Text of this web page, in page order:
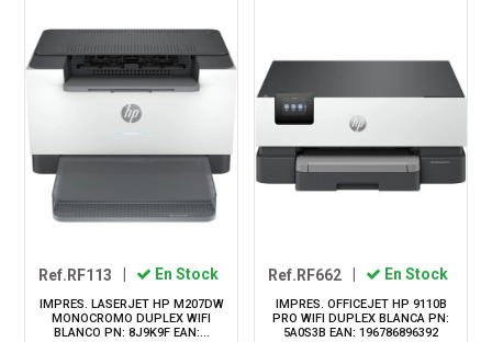
Ref.RF113 En Stock
IMPRES. LASERJET HP M207DW
MONOCROMO DUPLEX WIFI
BLANCO PN: 8J9K9F EAN:...
Ref.RF662 En Stock
IMPRES. OFFICEJET HP 9110B
PRO WIFI DUPLEX BLANCA PN:
5A0S3B EAN: 196786896392